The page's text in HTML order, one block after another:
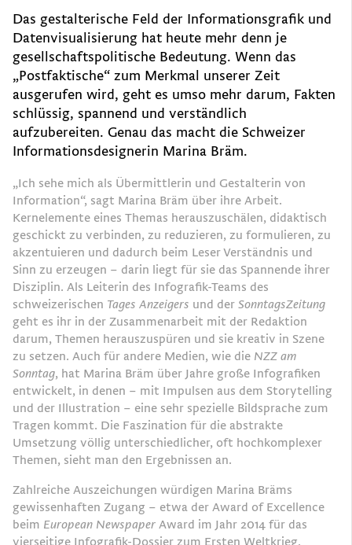
Das gestalterische Feld der Informationsgrafik und
Datenvisualisierung hat heute mehr denn je
gesellschaftspolitische Bedeutung. Wenn das
„Postfaktische“ zum Merkmal unserer Zeit
ausgerufen wird, geht es umso mehr darum, Fakten
schlüssig, spannend und verständlich
aufzubereiten. Genau das macht die Schweizer
Informationsdesignerin Marina Bräm.
„Ich sehe mich als Übermittlerin und Gestalterin von
Information“, sagt Marina Bräm über ihre Arbeit.
Kernelemente eines Themas herauszuschälen, didaktisch
geschickt zu verbinden, zu reduzieren, zu formulieren, zu
akzentuieren und dadurch beim Leser Verständnis und
Sinn zu erzeugen – darin liegt für sie das Spannende ihrer
Disziplin. Als Leiterin des Infografik-Teams des
schweizerischen Tages Anzeigers und der SonntagsZeitung
geht es ihr in der Zusammenarbeit mit der Redaktion
darum, Themen herauszuspüren und sie kreativ in Szene
zu setzen. Auch für andere Medien, wie die NZZ am
Sonntag, hat Marina Bräm über Jahre große Infografiken
entwickelt, in denen – mit Impulsen aus dem Storytelling
und der Illustration – eine sehr spezielle Bildsprache zum
Tragen kommt. Die Faszination für die abstrakte
Umsetzung völlig unterschiedlicher, oft hochkomplexer
Themen, sieht man den Ergebnissen an.
Zahlreiche Auszeichungen würdigen Marina Bräms
gewissenhaften Zugang – etwa der Award of Excellence
beim European Newspaper Award im Jahr 2014 für das